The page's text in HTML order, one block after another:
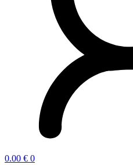
0.00 € 0